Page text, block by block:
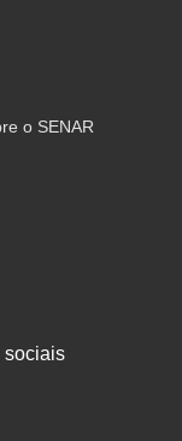
o SENAR
sociais